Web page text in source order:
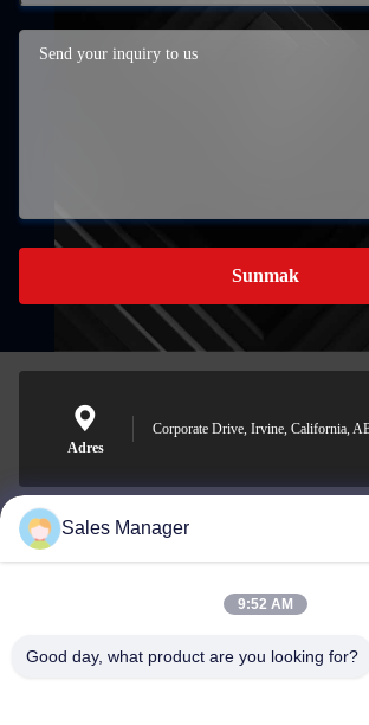
Sunmak
Adres
Corporate Drive, Irvine, California,
sales@ltcircuit.com
Sales Manager
9:52 AM
Good day, what product are you looking for?